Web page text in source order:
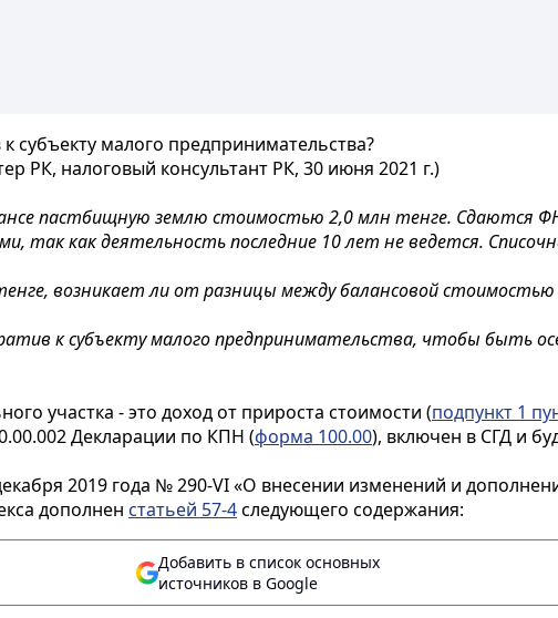
субъекту малого предпринимательства?
РК, налоговый консультант РК, 30 июня 2021 г.)
пастбищную землю стоимостью 2,0 млн тенге. Сдаются
так как деятельность последние 10 лет не ведется.
возникает ли от разницы между балансовой
к субъекту малого предпринимательства, чтобы быть
участка - это доход от прироста стоимости (подпункт 1
Декларации по КПН (форма 100.00), включен в СГД и
2019 года № 290-VI «О внесении изменений и
дополнен статьей 57-4следующего содержания:
Добавить в список основных
источников в Google